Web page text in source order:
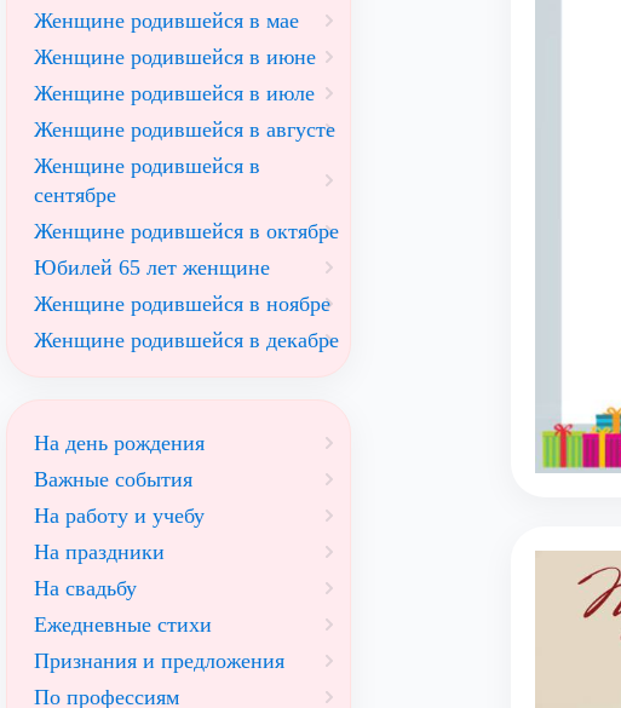
Женщине родившейся в мае
Женщине родившейся в июне
Женщине родившейся в июле
Женщине родившейся в августе
Женщине родившейся в
сентябре
Женщине родившейся в октябре
Юбилей 65 лет женщине
Женщине родившейся в ноябре
Женщине родившейся в декабре
На день рождения
Важные события
На работу и учебу
На праздники
На свадьбу
Ежедневные стихи
Признания и предложения
По профессиям